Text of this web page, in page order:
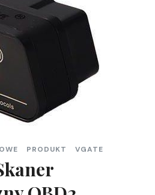
PRODUKT VGATE